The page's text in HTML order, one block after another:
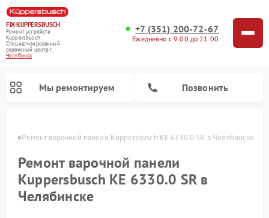
FIX-KUPPERSBUSCH
Ремонт устройств
Kuppersbusch
Специализированный
cервисный центр г.
Челябинск
+7 (351) 200-72-67
Ежедневно с 9:00 до 21:00
Мы ремонтируем Позвонить
Ремонт варочной панели Kuppersbusch KE 6330.0 SR в Челябинске
Ремонт варочной панели
Kuppersbusch KE 6330.0 SR в
Челябинске